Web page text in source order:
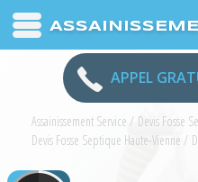
APPEL
Assainissement Service / Devis Fosse
Devis Fosse Septique Haute-Vienne /